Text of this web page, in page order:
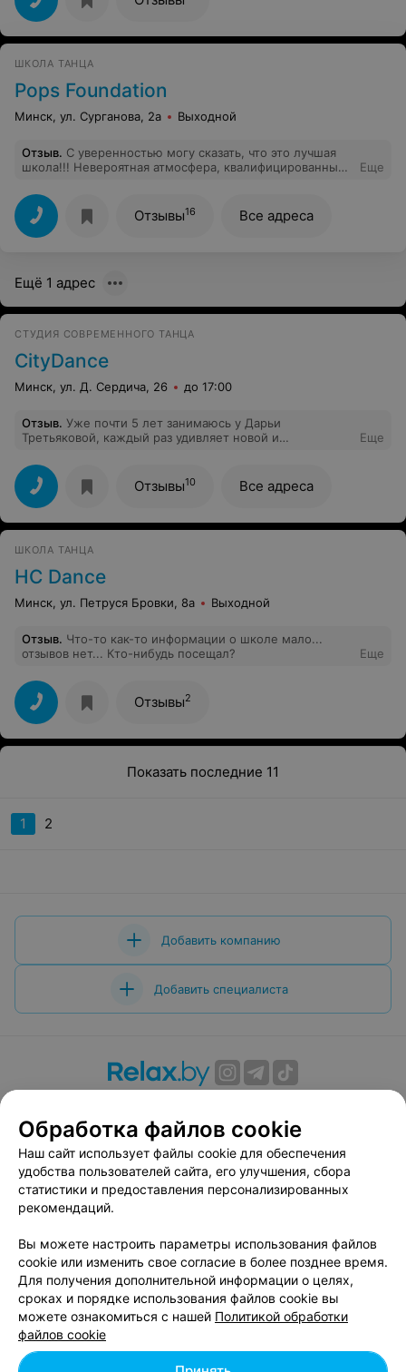
ШКОЛА ТАНЦА
Pops Foundation
Минск, ул. Сурганова, 2а Выходной
Отзыв. С уверенностью могу сказать, что это лучшая
школа!!! Невероятная атмосфера, квалифицированные
тренировки... Здесь действительно научат танцевать
любого!)
Еще
Отзывы16 Все адреса
Ещё 1 адрес
СТУДИЯ СОВРЕМЕННОГО ТАНЦА
CityDance
Минск, ул. Д. Сердича, 26 до 17:00
Отзыв. Уже почти 5 лет занимаюсь у Дарьи
Третьяковой, каждый раз удивляет новой и
Еще
Отзывы10 Все адреса
ШКОЛА ТАНЦА
HC Dance
Минск, ул. Петруся Бровки, 8а Выходной
Отзыв. Что-то как-то информации о школе мало...
отзывов нет... Кто-нибудь посещал?
Еще
Отзывы2
Показать последние 11
1 2
Добавить компанию
Добавить специалиста
Вакансии
Публичный договор
Способы оплаты
Публичный договор по использованию сервиса
«Афиша»
Пользовательское соглашение
Связаться по вопросам сотрудничества
Написать руководителю relax.by
Персональные настройки cookie
Обработка персональных данных
Обработка файлов cookie
Наш сайт использует файлы cookie для обеспечения
удобства пользователей сайта, его улучшения, сбора
статистики и предоставления персонализированных
рекомендаций.
Вы можете настроить параметры использования файлов
cookie или изменить свое согласие в более позднее время.
Для получения дополнительной информации о целях,
сроках и порядке использования файлов cookie вы
можете ознакомиться с нашей Политикой обработки
файлов cookie